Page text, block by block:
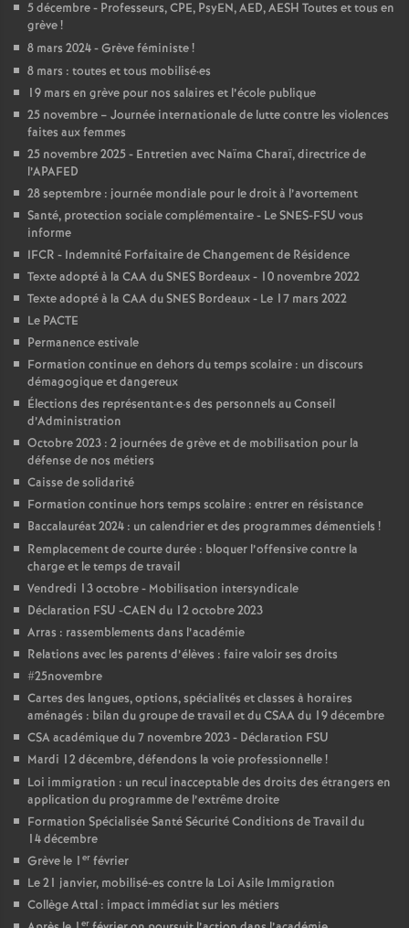
e
m
e
n
t
d
e
e
c
n
d
d
e
r
5 décembre - Professeurs, CPE, PsyEN, AED, AESH Toutes et tous en
grève!
8 mars 2024 - Grève féministe!
8 mars : toutes et tous mobilisé·es
19 mars en grève pour nos salaires et l’école publique
25 novembre – Journée internationale de lutte contre les violences
faites aux femmes
25 novembre 2025 - Entretien avec Naïma Charaï, directrice de
l’APAFED
28 septembre : journée mondiale pour le droit à l’avortement
Santé, protection sociale complémentaire - Le SNES-FSU vous
informe
IFCR - Indemnité Forfaitaire de Changement de Résidence
Texte adopté à la CAA du SNES Bordeaux - 10 novembre 2022
Texte adopté à la CAA du SNES Bordeaux - Le 17 mars 2022
Le PACTE
Permanence estivale
Formation continue en dehors du temps scolaire : un discours
démagogique et dangereux
Élections des représentant·e·s des personnels au Conseil
d’Administration
Octobre 2023 : 2 journées de grève et de mobilisation pour la
défense de nos métiers
Caisse de solidarité
Formation continue hors temps scolaire : entrer en résistance
Baccalauréat 2024 : un calendrier et des programmes démentiels !
Remplacement de courte durée : bloquer l’offensive contre la
charge et le temps de travail
Vendredi 13 octobre - Mobilisation intersyndicale
Déclaration FSU -CAEN du 12 octobre 2023
Arras : rassemblements dans l’académie
Relations avec les parents d’élèves : faire valoir ses droits
#25novembre
Cartes des langues, options, spécialités et classes à horaires
aménagés : bilan du groupe de travail et du CSAA du 19 décembre
CSA académique du 7 novembre 2023 - Déclaration FSU
Mardi 12 décembre, défendons la voie professionnelle!
Loi immigration : un recul inacceptable des droits des étrangers en
application du programme de l’extrême droite
Formation Spécialisée Santé Sécurité Conditions de Travail du
14 décembre
Grève le 1 er février
Le 21 janvier, mobilisé-es contre la Loi Asile Immigration
Collège Attal : impact immédiat sur les métiers
er